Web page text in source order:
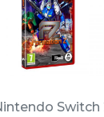
Switch